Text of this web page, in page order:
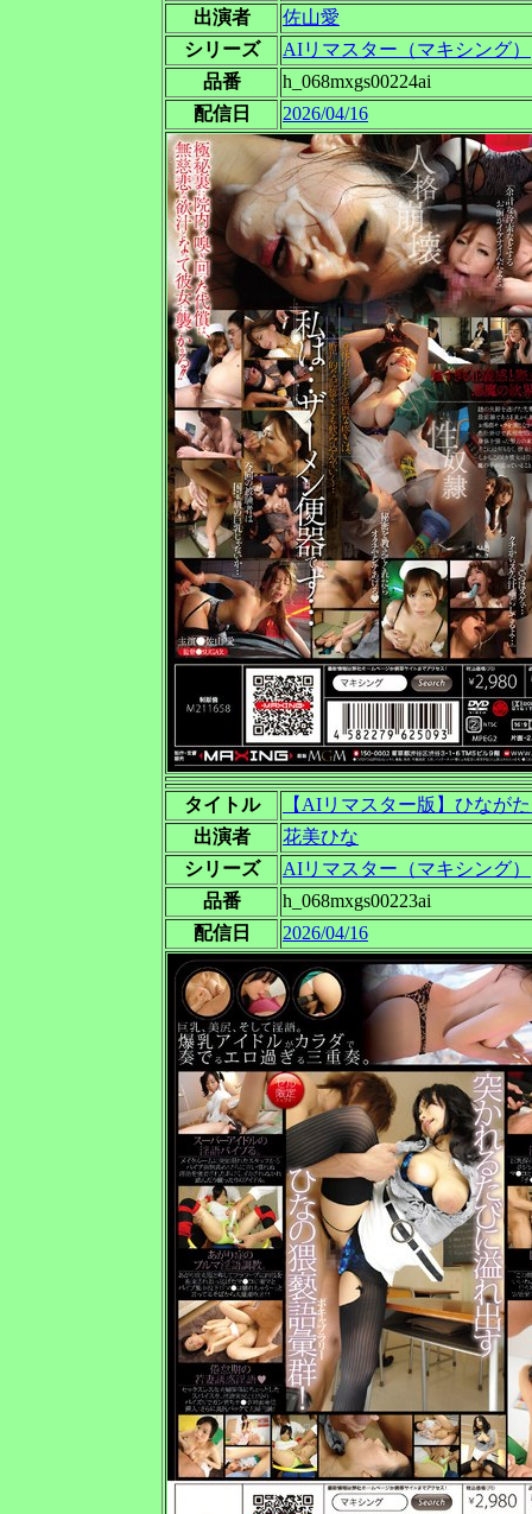
出演者
佐山愛
シリーズ
AIリマスター（マキシング）
品番
h_068mxgs00224ai
配信日
2026/04/16
タイトル
【AIリマスター版】ひなが
出演者
花美ひな
シリーズ
AIリマスター（マキシング）
品番
h_068mxgs00223ai
配信日
2026/04/16